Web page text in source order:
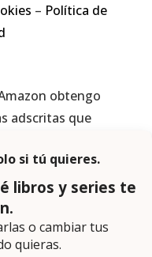
– Política de
obtengo
adscritas que